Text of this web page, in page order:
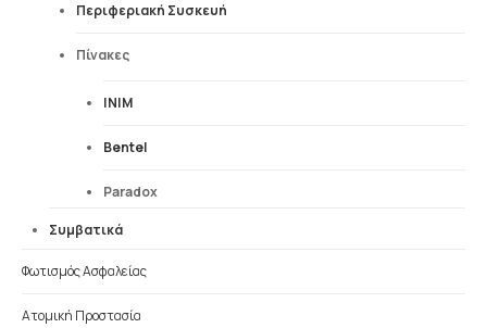
Περιφεριακή Συσκευή
Πίνακες
INIM
Bentel
Paradox
Συμβατικά
Φωτισμός Ασφαλείας
Ατομική Προστασία